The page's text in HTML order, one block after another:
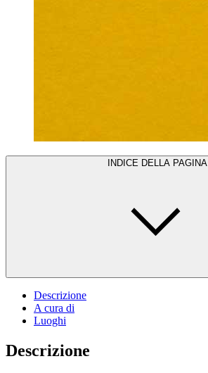
INDICE DELLA PAGINA
Descrizione
A cura di
Luoghi
Descrizione